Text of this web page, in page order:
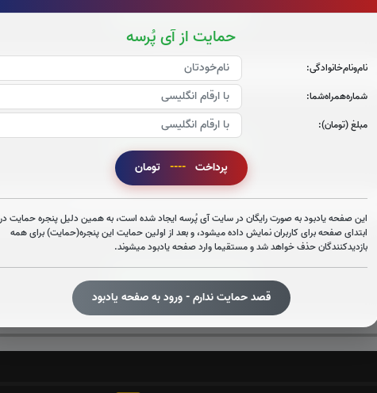
حمایت از آی پُرسه
نام‌و‌نام‌خانوادگی:
شماره‌همراه‌شما:
مبلغ (تومان):
پرداخت ---- تومان
این صفحه یادبود به صورت رایگان در سایت آی پُرسه ایجاد شده است، به همین دلیل پنجره حمایت در
ابتدای صفحه برای کاربران نمایش داده میشود، و بعد از اولین حمایت این پنجره(حمایت) برای همه
بازدیدکنندگان حذف خواهد شد و مستقیما وارد صفحه یادبود میشوند.
قصد حمایت ندارم - ورود به صفحه یادبود
قرائت سوره واقعه را تقبل میکنم
صوت سوره واقعه
صوت آیت الکرسی
صوت زیارت عاشورا - فانی